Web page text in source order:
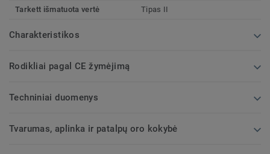
Tarkett išmatuota vertė Tipas II
Charakteristikos
Rodikliai pagal CE žymėjimą
Techniniai duomenys
Tvarumas, aplinka ir patalpų oro kokybė